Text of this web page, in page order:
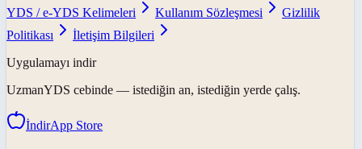
YDS / e-YDS Kelimeleri
Kullanım Sözleşmesi
Gizlilik
Politikası
İletişim Bilgileri
Uygulamayı indir
UzmanYDS cebinde — istediğin an, istediğin yerde çalış.
İndirApp Store